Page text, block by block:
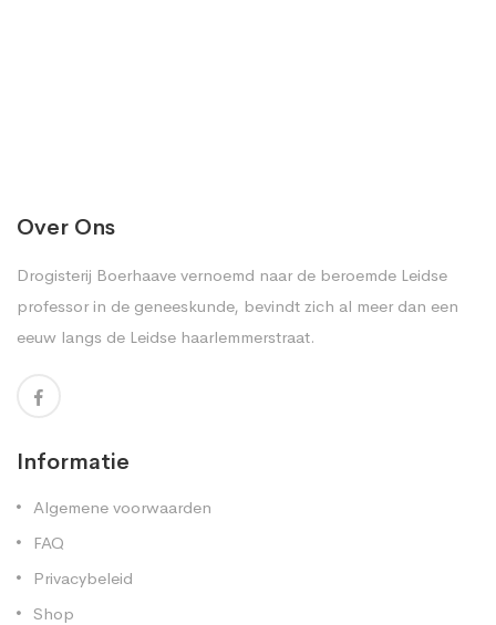
Over Ons
Drogisterij Boerhaave vernoemd naar de beroemde Leidse
professor in de geneeskunde, bevindt zich al meer dan een
eeuw langs de Leidse haarlemmerstraat.
Informatie
Algemene voorwaarden
FAQ
Privacybeleid
Shop